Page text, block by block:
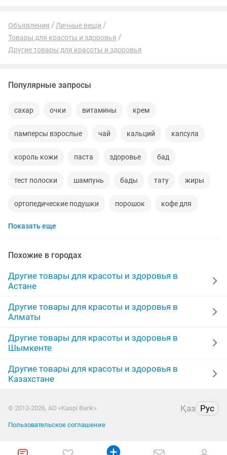
Объявления
Личные вещи
Товары для красоты и здоровья
Другие товары для красоты и здоровья
Популярные запросы
сахар очки витамины крем
памперсы взрослые чай кальций капсула
король кожи паста здоровье бад
тест полоски шампунь бады тату жиры
ортопедические подушки порошок кофе для
капсулы похудения
корейская продать набор диабет
коллаген для
очки солнцезащитные
спортивное питание 2 3 костюмы
Показать еще
Похожие в городах
Другие товары для красоты и здоровья в
Астане
Другие товары для красоты и здоровья в
Алматы
Другие товары для красоты и здоровья в
Шымкенте
Другие товары для красоты и здоровья в
Казахстане
© 2012-2026, АО «Kaspi Bank» Қаз Рус
Пользовательское соглашение